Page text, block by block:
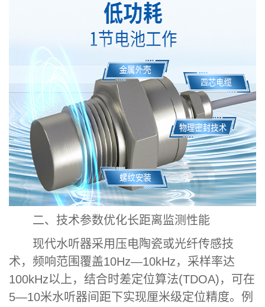
二、技术参数优化长距离监测性能
现代水听器采用压电陶瓷或光纤传感技
术，频响范围覆盖10Hz—10kHz，采样率达
100kHz以上，结合时差定位算法(TDOA)，可在
5—10米水听器间距下实现厘米级定位精度。例